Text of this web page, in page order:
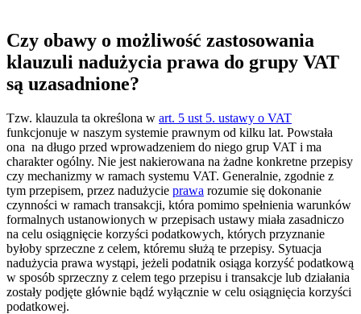
Czy obawy o możliwość zastosowania
klauzuli nadużycia prawa do grupy VAT
są uzasadnione?
Tzw. klauzula ta określona w art. 5 ust 5. ustawy o VAT
funkcjonuje w naszym systemie prawnym od kilku lat. Powstała
ona na długo przed wprowadzeniem do niego grup VAT i ma
charakter ogólny. Nie jest nakierowana na żadne konkretne przepisy
czy mechanizmy w ramach systemu VAT. Generalnie, zgodnie z
tym przepisem, przez nadużycie prawa rozumie się dokonanie
czynności w ramach transakcji, która pomimo spełnienia warunków
formalnych ustanowionych w przepisach ustawy miała zasadniczo
na celu osiągnięcie korzyści podatkowych, których przyznanie
byłoby sprzeczne z celem, któremu służą te przepisy. Sytuacja
nadużycia prawa wystąpi, jeżeli podatnik osiąga korzyść podatkową
w sposób sprzeczny z celem tego przepisu i transakcje lub działania
zostały podjęte głównie bądź wyłącznie w celu osiągnięcia korzyści
podatkowej.